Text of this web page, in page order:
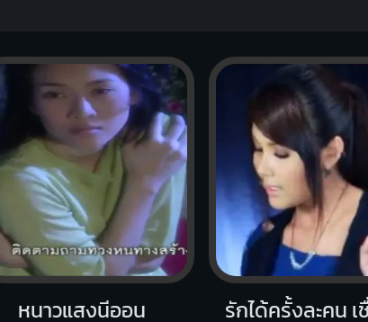
หนาวแสงนีออน